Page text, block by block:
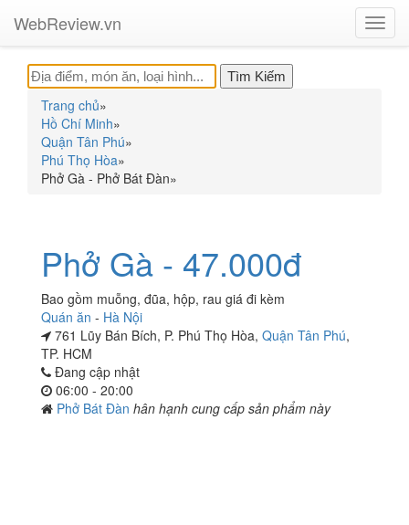
WebReview.vn
Trang chủ»
Hồ Chí Minh»
Quận Tân Phú»
Phú Thọ Hòa»
Phở Gà - Phở Bát Đàn»
Phở Gà - 47.000đ
Bao gồm muỗng, đũa, hộp, rau giá đi kèm
Quán ăn - Hà Nội
761 Lũy Bán Bích, P. Phú Thọ Hòa, Quận Tân Phú,
TP. HCM
Đang cập nhật
06:00 - 20:00
Phở Bát Đàn hân hạnh cung cấp sản phẩm này